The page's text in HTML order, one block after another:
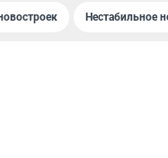
Нестабильное